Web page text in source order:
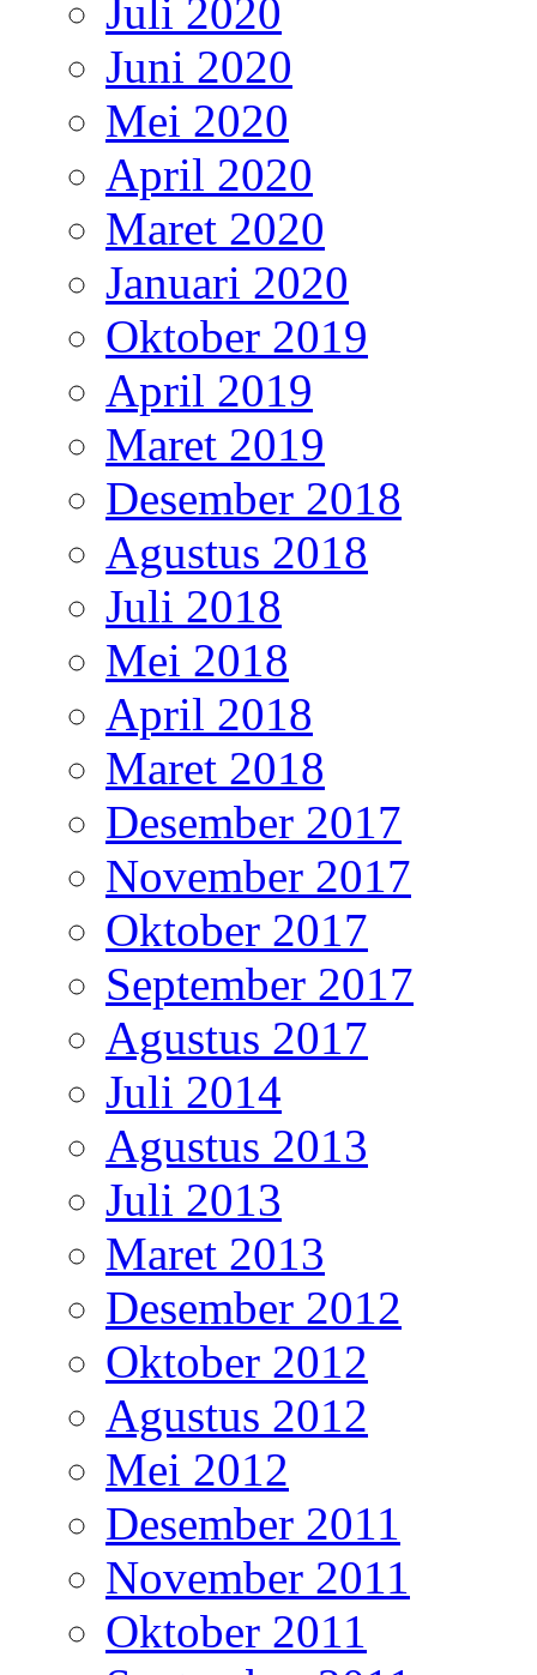
Juli 2020
Juni 2020
Mei 2020
April 2020
Maret 2020
Januari 2020
Oktober 2019
April 2019
Maret 2019
Desember 2018
Agustus 2018
Juli 2018
Mei 2018
April 2018
Maret 2018
Desember 2017
November 2017
Oktober 2017
September 2017
Agustus 2017
Juli 2014
Agustus 2013
Juli 2013
Maret 2013
Desember 2012
Oktober 2012
Agustus 2012
Mei 2012
Desember 2011
November 2011
Oktober 2011